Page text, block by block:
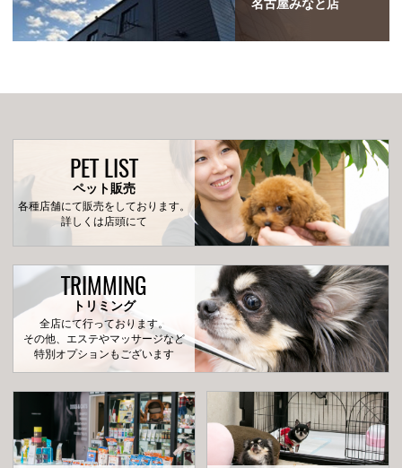
名古屋みなと店
PET LIST
ペット販売
各種店舗にて販売をしております。
詳しくは店頭にて
TRIMMING
トリミング
全店にて行っております。
その他、エステやマッサージなど
特別オプションもございます